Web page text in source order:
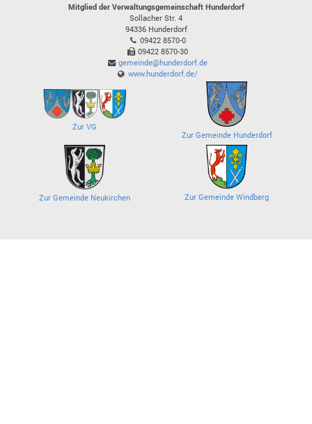
Mitglied der Verwaltungsgemeinschaft Hunderdorf
Sollacher Str. 4
94336 Hunderdorf
09422 8570-0
09422 8570-30
gemeinde@hunderdorf.de
www.hunderdorf.de/
Zur VG
Zur Gemeinde Hunderdorf
Zur Gemeinde Neukirchen Zur Gemeinde Windberg